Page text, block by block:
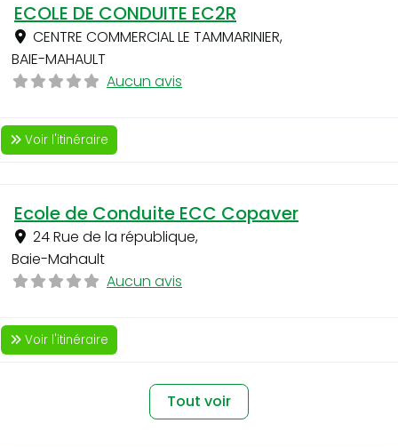
ECOLE DE CONDUITE EC2R
CENTRE COMMERCIAL LE TAMMARINIER,
BAIE-MAHAULT
Aucun avis
Voir l'itinéraire
Ecole de Conduite ECC Copaver
24 Rue de la république,
Baie-Mahault
Aucun avis
Voir l'itinéraire
Tout voir